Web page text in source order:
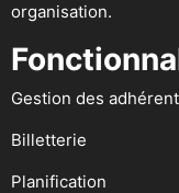
organisation.
Gestion des
Billetterie
Planification